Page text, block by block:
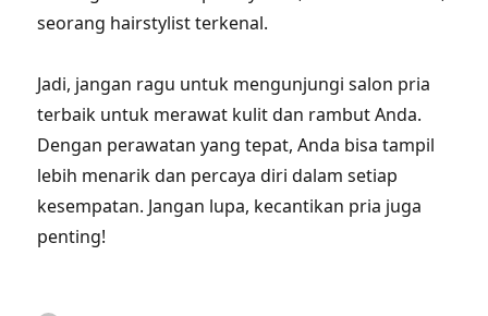
seorang hairstylist terkenal.
Jadi, jangan ragu untuk mengunjungi salon pria
terbaik untuk merawat kulit dan rambut Anda.
Dengan perawatan yang tepat, Anda bisa tampil
lebih menarik dan percaya diri dalam setiap
kesempatan. Jangan lupa, kecantikan pria juga
penting!